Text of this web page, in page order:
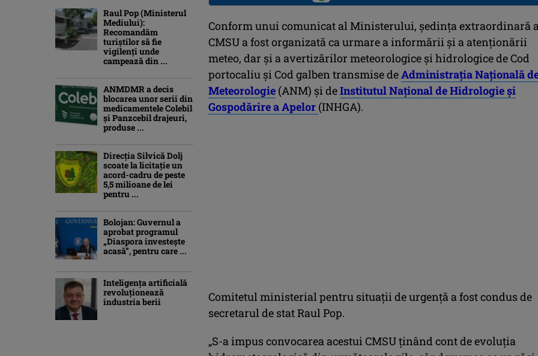
Conform unui comunicat al Ministerului, şedinţa extraordinară
CMSU a fost organizată ca urmare a informării şi a atenţionării
meteo, dar şi a avertizărilor meteorologice şi hidrologice de Cod
portocaliu şi Cod galben transmise deAdministraţia Naţională
Meteorologie (ANM) şi deInstitutul Naţional de Hidrologie şi
Gospodărire a Apelor (INHGA).
Comitetul ministerial pentru situaţii de urgenţă a fost condus de
secretarul de stat Raul Pop.
„S-a impus convocarea acestui CMSU ţinând cont de evoluţia
Raul Pop (Ministerul
Mediului):
Recomandăm
turiştilor să fie
vigilenţi unde
campează din ...
ANMDMR a decis
blocarea unor serii din
medicamentele Colebil
și Panzcebil drajeuri,
produse ...
Direcția Silvică Dolj
scoate la licitație un
acord-cadru de peste
5,5 milioane de lei
pentru ...
Bolojan: Guvernul a
aprobat programul
„Diaspora investeşte
acasă”, pentru care ...
Inteligența artificială
revoluționează
industria berii